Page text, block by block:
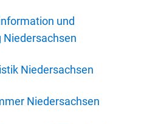
und
Niedersachsen
Niedersachsen